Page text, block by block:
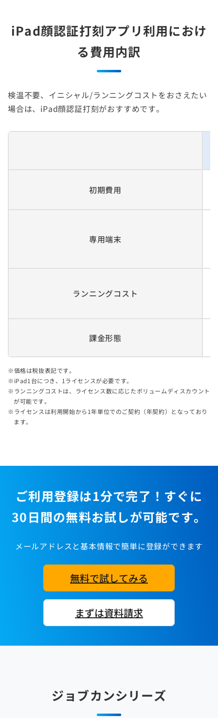
iPad顔認証打刻アプリ利用におけ
る費用内訳
検温不要、イニシャル/ランニングコストをおさえたい
場合は、iPad顔認証打刻がおすすめです。
初期費用
専用端末
ランニングコスト
課金形態
価格は税抜表記です。
iPad1台につき、1ライセンスが必要です。
ランニングコストは、ライセンス数に応じたボリュームディスカウント
が可能です。
ライセンスは利用開始から1年単位でのご契約（年契約）となっており
ます。
ご利用登録は1分で完了！すぐに
30日間の無料お試しが可能です。
メールアドレスと基本情報で簡単に登録ができます
無料で試してみる
まずは資料請求
ジョブカンシリーズ